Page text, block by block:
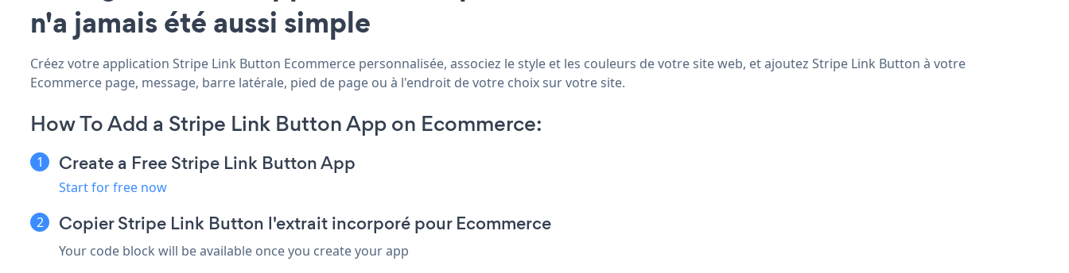
n'a jamais été aussi simple
Créez votre application Stripe Link Button Ecommerce personnalisée, associez le style et les couleurs de votre site web, et ajoutez Stripe Link Button à votre
Ecommerce page, message, barre latérale, pied de page ou à l'endroit de votre choix sur votre site.
How To Add a Stripe Link Button App on Ecommerce:
Create a Free Stripe Link Button App
Start for free now
Copier Stripe Link Button l'extrait incorporé pour Ecommerce
Your code block will be available once you create your app